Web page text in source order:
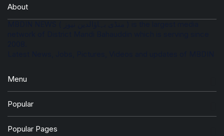
About
Menu
Popular
Popular Pages